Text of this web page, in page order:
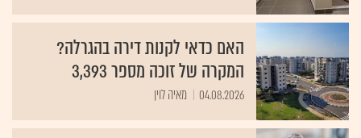
האם כדאי לקנות דירה בהגרלה?
המקרה של זוכה מספר 3,393
04.08.2026 מאיה לוין